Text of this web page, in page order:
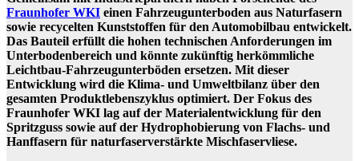
Fraunhofer WKI einen Fahrzeugunterboden aus Naturfasern
sowie recycelten Kunststoffen für den Automobilbau entwickelt.
Das Bauteil erfüllt die hohen technischen Anforderungen im
Unterbodenbereich und könnte zukünftig herkömmliche
Leichtbau-Fahrzeugunterböden ersetzen. Mit dieser
Entwicklung wird die Klima- und Umweltbilanz über den
gesamten Produktlebenszyklus optimiert. Der Fokus des
Fraunhofer WKI lag auf der Materialentwicklung für den
Spritzguss sowie auf der Hydrophobierung von Flachs- und
Hanffasern für naturfaserverstärkte Mischfaservliese.